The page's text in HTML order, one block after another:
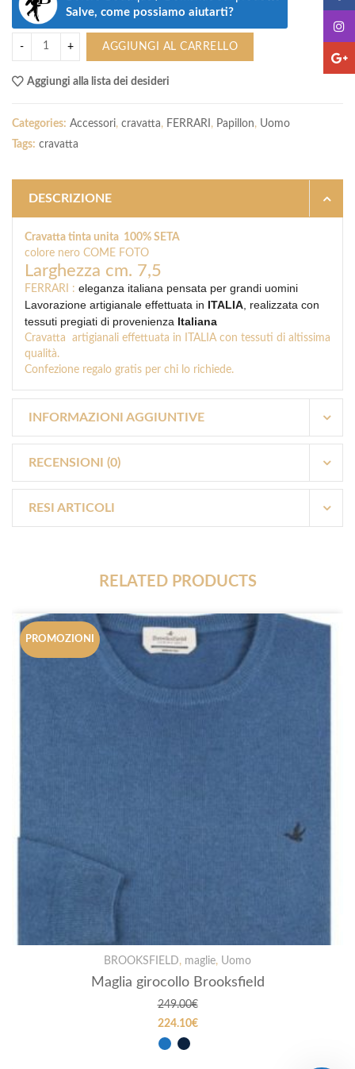
Salve, come possiamo aiutarti?
AGGIUNGI AL CARRELLO
Aggiungi alla lista dei desideri
Categories: Accessori, cravatta, FERRARI , Papillon, Uomo
Tags: cravatta
DESCRIZIONE
Cravatta tinta unita 100% SETA
colore nero COME FOTO
Larghezza cm. 7,5
FERRARI : eleganza italiana pensata per grandi uomini
Lavorazione artigianale effettuata in ITALIA , realizzata con
tessuti pregiati di provenienza Italiana
Cravatta artigianali effettuata in ITALIA con tessuti di altissima
qualità.
Confezione regalo gratis per chi lo richiede.
INFORMAZIONI AGGIUNTIVE
RECENSIONI (0)
RESI ARTICOLI
RELATED PRODUCTS
PROMOZIONI
BROOKSFIELD, maglie, Uomo
Maglia girocollo Brooksfield
249.00€
224.10€